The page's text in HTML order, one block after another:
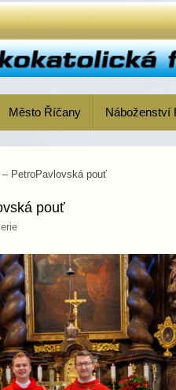
Město Říčany Náboženství
– PetroPavlovská pouť
pouť